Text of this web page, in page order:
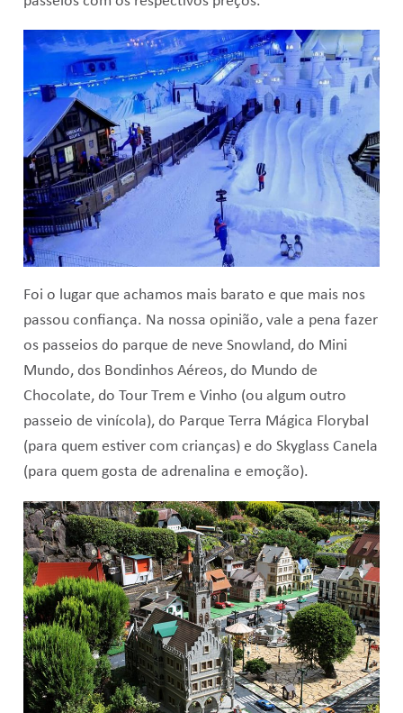
Foi o lugar que achamos mais barato e que mais nos
passou confiança. Na nossa opinião, vale a pena fazer
os passeios do parque de neve Snowland, do Mini
Mundo, dos Bondinhos Aéreos, do Mundo de
Chocolate, do Tour Trem e Vinho (ou algum outro
passeio de vinícola), do Parque Terra Mágica Florybal
(para quem estiver com crianças) e do Skyglass Canela
(para quem gosta de adrenalina e emoção).